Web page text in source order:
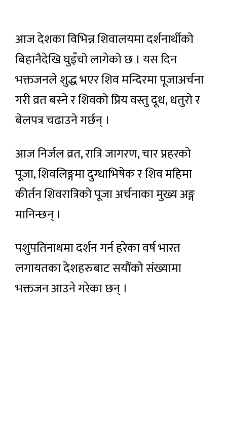
आज देशका विभिन्न शिवालयमा दर्शनार्थीको
बिहानैदेखि घुइँचो लागेको छ । यस दिन
भक्तजनले शुद्ध भएर शिव मन्दिरमा पूजाअर्चना
गरी व्रत बस्ने र शिवको प्रिय वस्तु दूध, धतुरो र
बेलपत्र चढाउने गर्छन् ।
आज निर्जल व्रत, रात्रि जागरण, चार प्रहरको
पूजा, शिवलिङ्गमा दुग्धाभिषेक र शिव महिमा
कीर्तन शिवरात्रिको पूजा अर्चनाका मुख्य अङ्ग
मानिन्छन् ।
पशुपतिनाथमा दर्शन गर्न हरेका वर्ष भारत
लगायतका देशहरुबाट सयौंको संख्यामा
भक्तजन आउने गरेका छन् ।